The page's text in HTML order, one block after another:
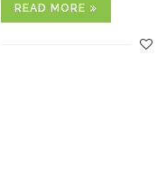
READ MORE